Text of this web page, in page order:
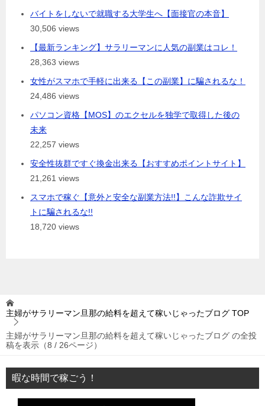
バイトをしないで就職する大学生へ【面接官の本音】
30,506 views
【最新ランキング】サラリーマンに人気の副業はコレ！
28,363 views
女性がスマホで手軽に出来る【この副業】に騙されるな！
24,486 views
パソコン資格【MOS】のエクセルを独学で取得した後の
未来
22,257 views
安全性抜群ですぐ換金出来る【おすすめポイントサイト】
21,261 views
スマホで稼ぐ【意外と安全な副業方法!!】こんな詐欺サイ
トに騙されるな!!
18,720 views
主婦がサラリーマン旦那の給料を超えて稼いじゃったブログ TOP
主婦がサラリーマン旦那の給料を超えて稼いじゃったブログ の全投
稿を表示（8 / 26ページ）
暇な時間で稼ごう！